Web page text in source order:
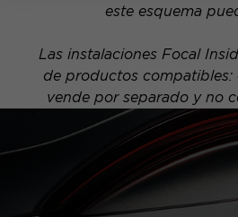
este esquema
Las instalaciones Focal
de productos compatibles:
vende por separado y no